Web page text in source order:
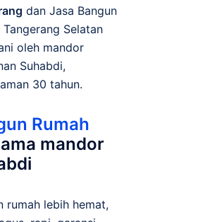
dan Jasa Bangun
Tangerang Selatan
oleh mandor
Suhabdi,
30 tahun.
Rumah
mandor
rumah lebih hemat,